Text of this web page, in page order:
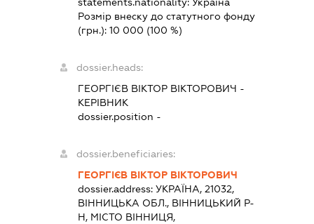
Розмір внеску до статутного фонду
(грн.): 10 000 (100 %)
dossier.heads:
ГЕОРГІЄВ ВІКТОР ВІКТОРОВИЧ -
КЕРІВНИК
dossier.position -
dossier.beneficiaries:
ГЕОРГІЄВ ВІКТОР ВІКТОРОВИЧ
dossier.address: УКРАЇНА, 21032,
ВІННИЦЬКА ОБЛ., ВІННИЦЬКИЙ Р-
Н, МІСТО ВІННИЦЯ,